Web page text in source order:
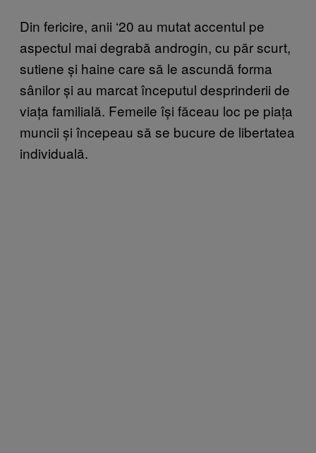
Din fericire, anii ‘20 au mutat accentul pe
aspectul mai degrabă androgin, cu păr scurt,
sutiene și haine care să le ascundă forma
sânilor și au marcat începutul desprinderii de
viața familială. Femeile își făceau loc pe piața
muncii și începeau să se bucure de libertatea
individuală.